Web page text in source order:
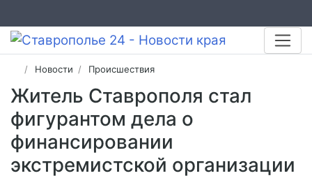
Новости Происшествия
Житель Ставрополя стал
фигурантом дела о
финансировании
экстремистской организации